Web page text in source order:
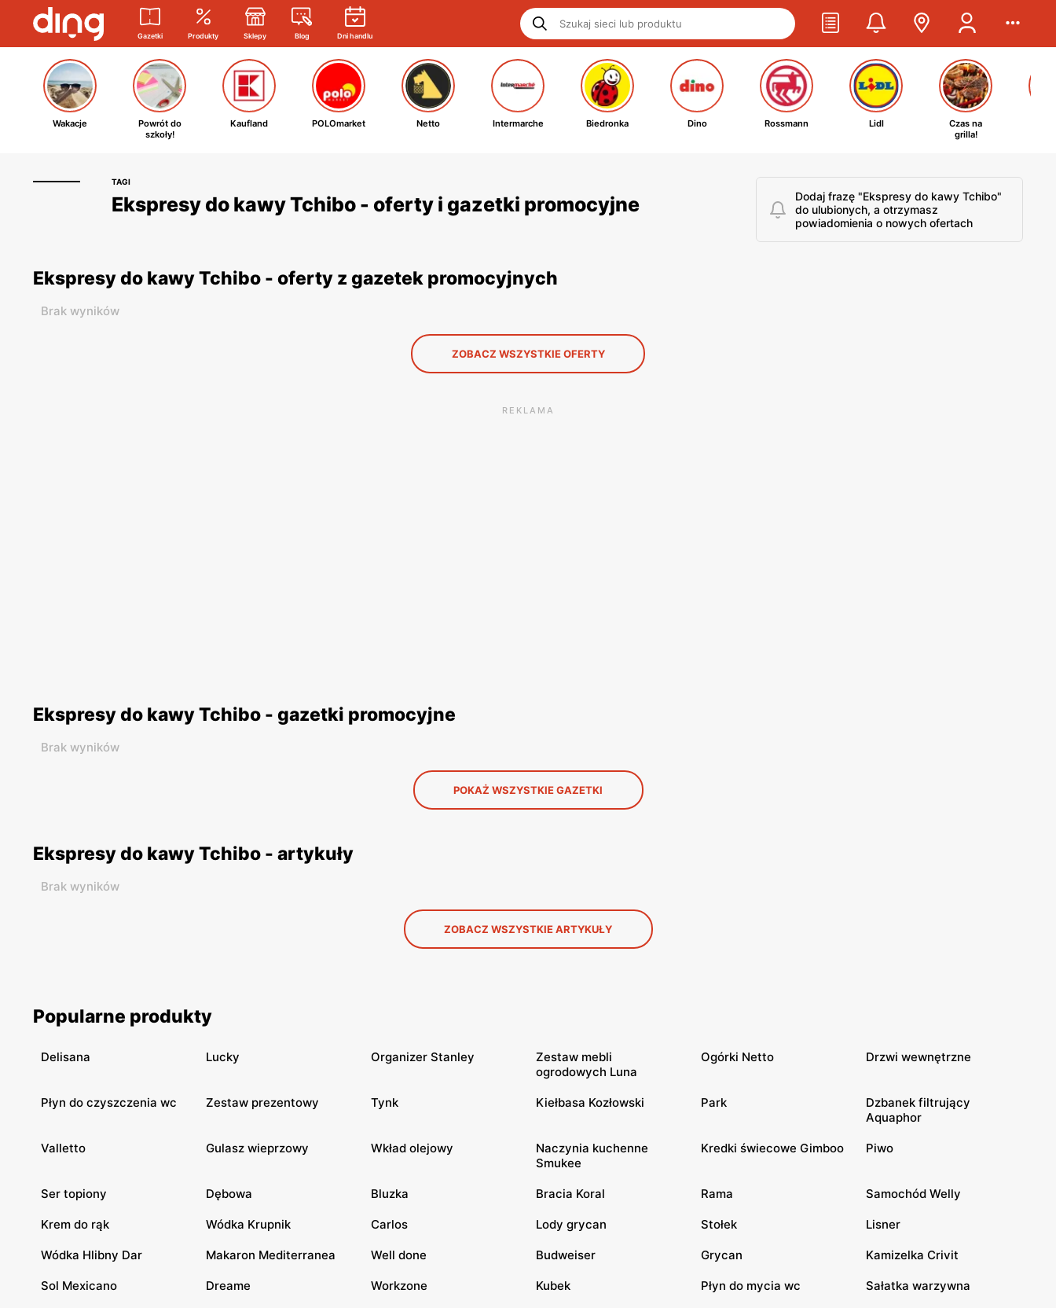
Gazetki Produkty Sklepy Blog Dni handlu
Wakacje
Powrót do
szkoły!
Kaufland POLOmarket Netto Intermarche Biedronka Dino Rossmann Lidl
Czas na
grilla!
TAGI
Ekspresy do kawy Tchibo - oferty i gazetki promocyjne
Dodaj frazę "Ekspresy do kawy Tchibo"
do ulubionych, a otrzymasz
powiadomienia o nowych ofertach
Ekspresy do kawy Tchibo - oferty z gazetek promocyjnych
Brak wyników
ZOBACZ WSZYSTKIE OFERTY
REKLAMA
Ekspresy do kawy Tchibo - gazetki promocyjne
Brak wyników
POKAŻ WSZYSTKIE GAZETKI
Ekspresy do kawy Tchibo - artykuły
Brak wyników
ZOBACZ WSZYSTKIE ARTYKUŁY
Popularne produkty
Delisana Lucky Organizer Stanley
Zestaw mebli
ogrodowych Luna
Ogórki Netto Drzwi wewnętrzne
Płyn do czyszczenia wc Zestaw prezentowy Tynk Kiełbasa Kozłowski Park
Dzbanek filtrujący
Aquaphor
Valletto Gulasz wieprzowy Wkład olejowy
Naczynia kuchenne
Smukee
Kredki świecowe Gimboo Piwo
Ser topiony Dębowa Bluzka Bracia Koral Rama Samochód Welly
Krem do rąk Wódka Krupnik Carlos Lody grycan Stołek Lisner
Wódka Hlibny Dar Makaron Mediterranea Well done Budweiser Grycan Kamizelka Crivit
Sol Mexicano Dreame Workzone Kubek Płyn do mycia wc Sałatka warzywna